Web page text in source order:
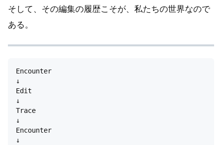
そして、その編集の履歴こそが、私たちの世界なので
ある。
Encounter
↓
Edit
↓
Trace
↓
Encounter
↓